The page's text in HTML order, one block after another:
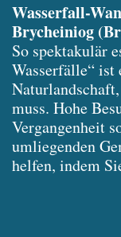
Wasserfall-
Brycheiniog
So spektakulär
Wasserfälle“
muss. Hohe
Vergangenheit
umliegenden
helfen, indem